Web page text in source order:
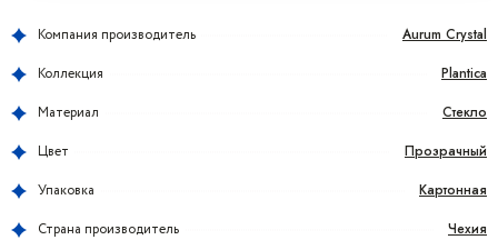
Компания производитель Aurum Crystal
Коллекция Plantica
Материал Стекло
Цвет Прозрачный
Упаковка Картонная
Страна производитель Чехия